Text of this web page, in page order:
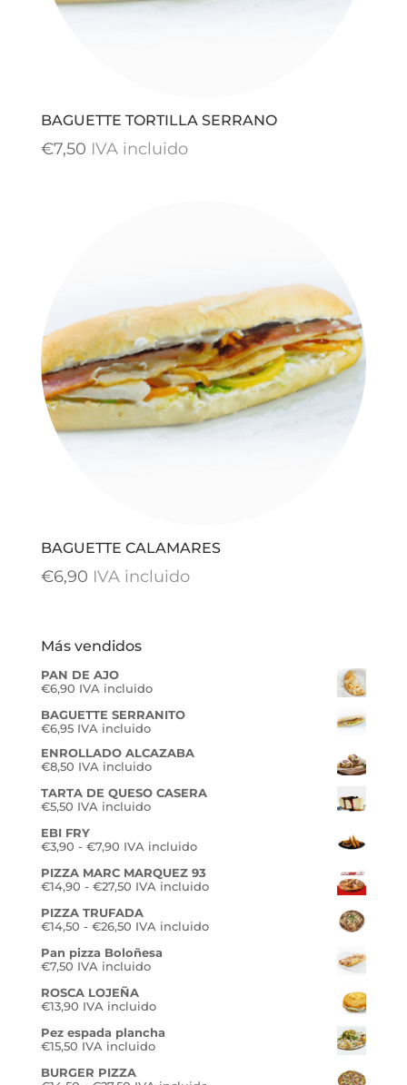
BAGUETTE TORTILLA SERRANO
€7,50 IVA incluido
BAGUETTE CALAMARES
€6,90 IVA incluido
Más vendidos
PAN DE AJO
€6,90 IVA incluido
BAGUETTE SERRANITO
€6,95 IVA incluido
ENROLLADO ALCAZABA
€8,50 IVA incluido
TARTA DE QUESO CASERA
€5,50 IVA incluido
EBI FRY
€3,90 - €7,90Rango
precios:
desde
hasta
€7,90
IVA incluido
PIZZA MARC MARQUEZ 93
€14,90 - €27,50Rango
precios:
desde
hasta
€27,50
IVA incluido
PIZZA TRUFADA
€14,50 - €26,50Rango
precios:
desde
hasta
€26,50
IVA incluido
Pan pizza Boloñesa
€7,50 IVA incluido
ROSCA LOJEÑA
€13,90 IVA incluido
Pez espada plancha
€15,50 IVA incluido
BURGER PIZZA